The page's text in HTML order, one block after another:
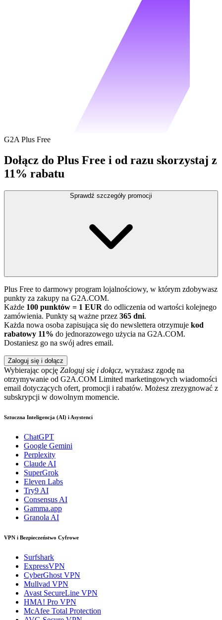
G2A Plus Free
Dołącz do Plus Free i od razu skorzystaj z
11% rabatu
Sprawdź szczegóły promocji
Plus Free to darmowy program lojalnościowy, w którym zdobywasz
punkty za zakupy na G2A.COM.
Każde 100 punktów = 1 EUR do odliczenia od wartości kolejnego
zamówienia. Punkty są ważne przez 365 dni.
Każda nowa osoba zapisująca się do newslettera otrzymuje kod
rabatowy 11% do jednorazowego użycia na G2A.COM.
Dostaniesz go na swój adres email.
Zaloguj się i dołącz
Wybierając opcję Zaloguj się i dołącz, wyrażasz zgodę na
otrzymywanie od G2A.COM Limited marketingowych wiadomości
email dotyczących ofert, promocji i rabatów. Możesz zrezygnować z
subskrypcji w dowolnym momencie.
Sztuczna Inteligencja (AI) i Asystenci
ChatGPT
Google Gemini
Perplexity
Claude AI
SuperGrok
Eleven Labs
Try9 AI
Consensus AI
Gamma.app
Granola AI
VPN i Bezpieczeństwo Cyfrowe
Surfshark
ExpressVPN
CyberGhost VPN
Mullvad VPN
Avast SecureLine VPN
HMA! Pro VPN
McAfee Total Protection